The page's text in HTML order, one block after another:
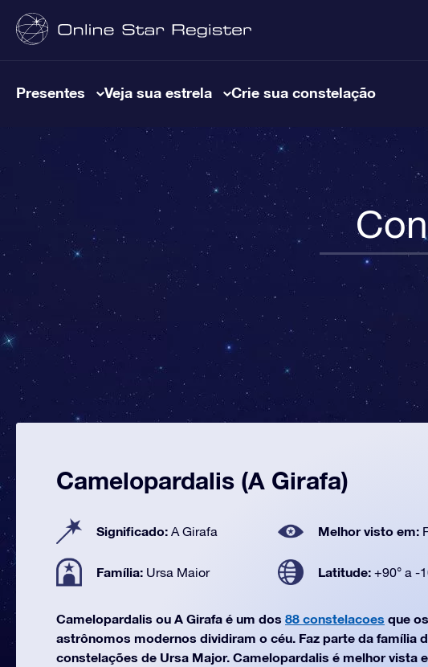
Presentes Veja sua estrela Crie sua constelação
Camelopardalis (A Girafa)
Significado: A Girafa Melhor visto em:
Família: Ursa Maior Latitude: +90° a -
Camelopardalis ou A Girafa é um dos 88 constelacoes que os
astrônomos modernos dividiram o céu. Faz parte da família
constelações de Ursa Major. Camelopardalis é melhor vista